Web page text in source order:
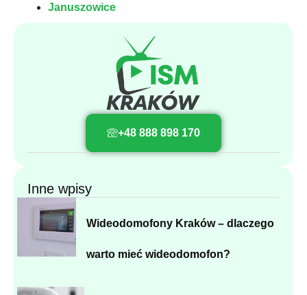
Januszowice
+48 888 898 170
Inne wpisy
Wideodomofony Kraków – dlaczego
warto mieć wideodomofon?